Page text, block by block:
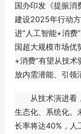
国办印发《提振消
建设2025年行动
进“人工智能+消费
国超大规模市场优
+消费”有望从技
放内需潜能、引领
从技术演进看，
生态化、系统化。
长率将达40%，人